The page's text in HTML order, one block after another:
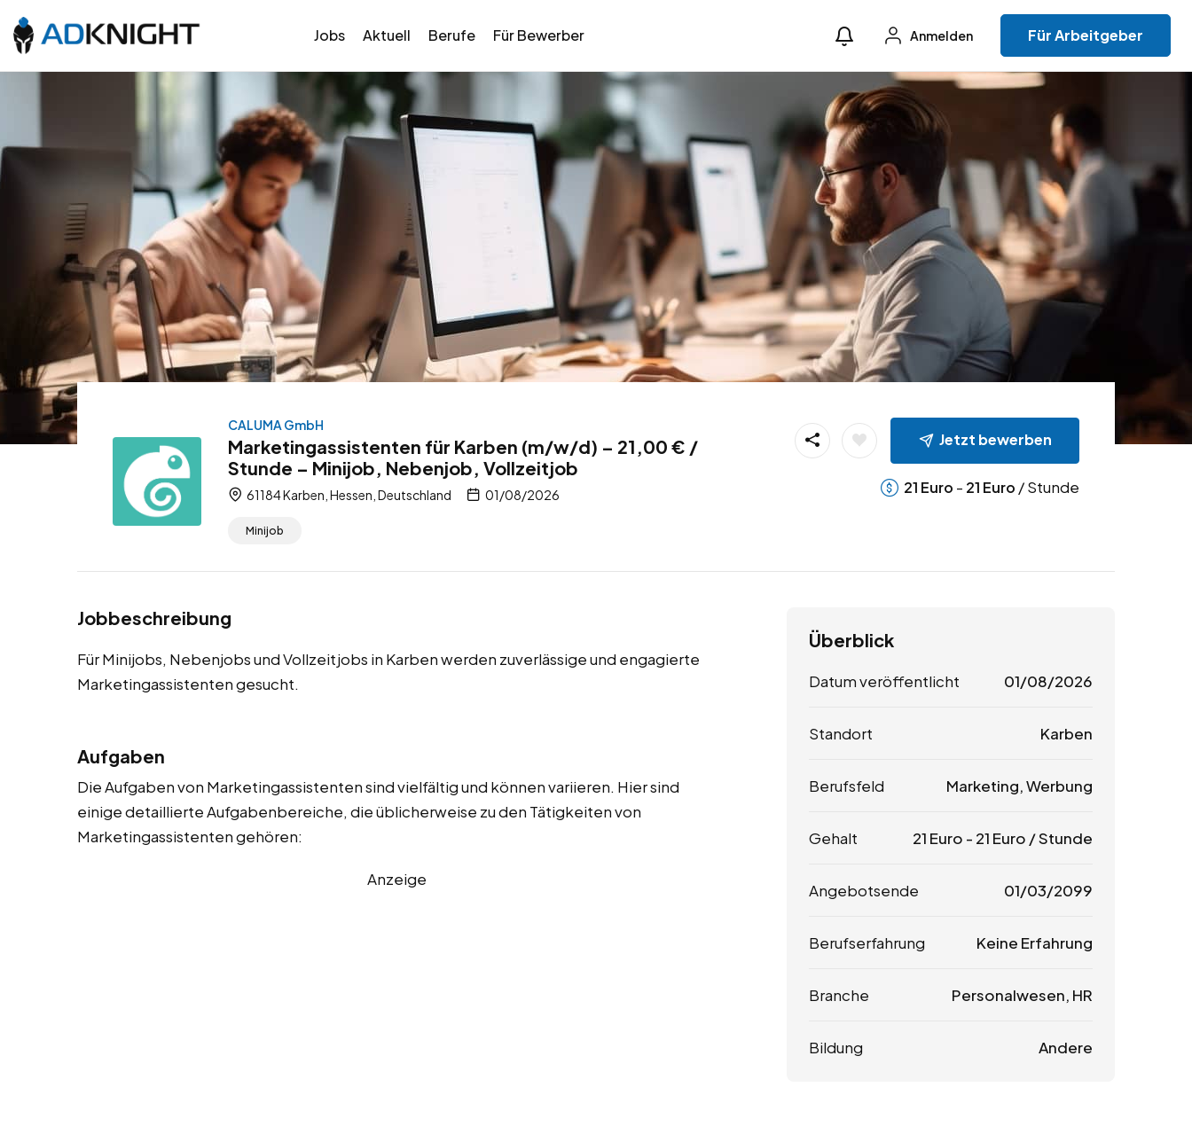
Jobs Aktuell Berufe Für Bewerber Anmelden Für Arbeitgeber
CALUMA GmbH
Marketingassistenten für Karben (m/w/d) – 21,00 € /
Stunde – Minijob, Nebenjob, Vollzeitjob
61184 Karben, Hessen, Deutschland 01/08/2026
Minijob
Jetzt bewerben
21 Euro - 21 Euro / Stunde
Jobbeschreibung
Für Minijobs, Nebenjobs und Vollzeitjobs in Karben werden zuverlässige und engagierte
Marketingassistenten gesucht.
Aufgaben
Die Aufgaben von Marketingassistenten sind vielfältig und können variieren. Hier sind
einige detaillierte Aufgabenbereiche, die üblicherweise zu den Tätigkeiten von
Marketingassistenten gehören:
Anzeige
Überblick
Datum veröffentlicht 01/08/2026
Standort Karben
Berufsfeld Marketing, Werbung
Gehalt 21 Euro - 21 Euro / Stunde
Angebotsende 01/03/2099
Berufserfahrung Keine Erfahrung
Branche Personalwesen, HR
Bildung Andere